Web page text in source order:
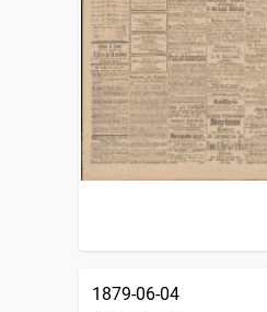
1879-06-04